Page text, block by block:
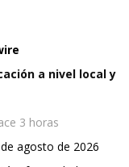
a nivel local y
3 horas
de agosto de 2026